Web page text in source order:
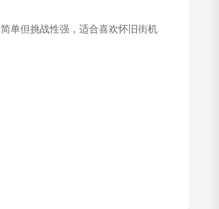
单但挑战性强，适合喜欢怀旧街机